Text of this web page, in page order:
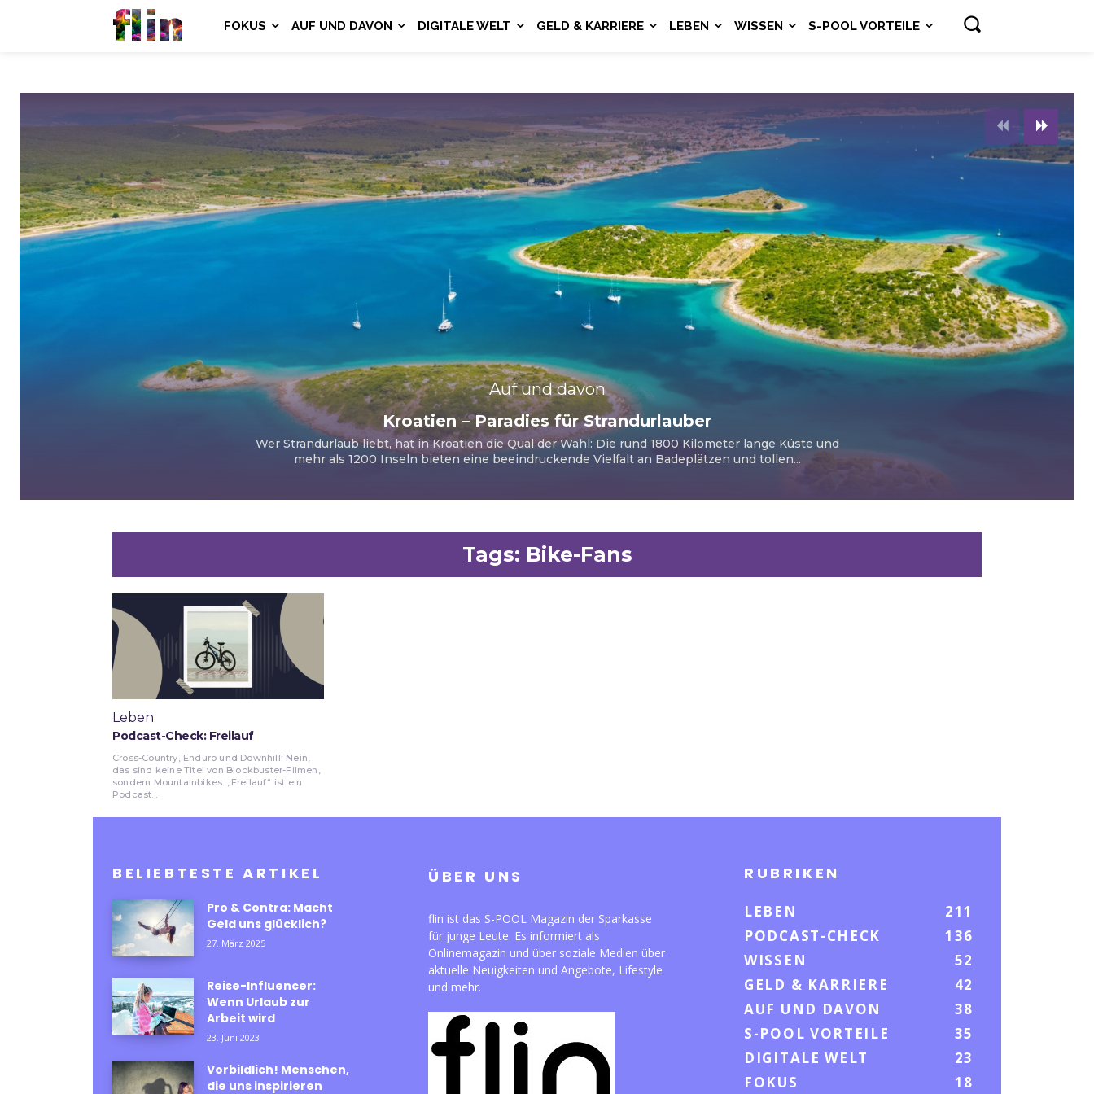
flin FOKUS AUF UND DAVON DIGITALE WELT GELD & KARRIERE LEBEN WISSEN S-POOL VORTEILE
Auf und davon
Kroatien – Paradies für Strandurlauber
Wer Strandurlaub liebt, hat in Kroatien die Qual der Wahl: Die rund 1800 Kilometer lange Küste und
mehr als 1200 Inseln bieten eine beeindruckende Vielfalt an Badeplätzen und tollen...
Tags: Bike-Fans
Leben
Podcast-Check: Freilauf
Cross-Country, Enduro und Downhill! Nein,
das sind keine Titel von Blockbuster-Filmen,
sondern Mountainbikes. „Freilauf“ ist ein
Podcast...
BELIEBTESTE ARTIKEL
Pro & Contra: Macht
Geld uns glücklich?
27. März 2025
Reise-Influencer:
Wenn Urlaub zur
Arbeit wird
23. Juni 2023
Vorbildlich! Menschen,
die uns inspirieren
ÜBER UNS
flin ist das S-POOL Magazin der Sparkasse
für junge Leute. Es informiert als
Onlinemagazin und über soziale Medien über
aktuelle Neuigkeiten und Angebote, Lifestyle
und mehr.
RUBRIKEN
LEBEN
211
PODCAST-CHECK
136
WISSEN
52
GELD & KARRIERE
42
AUF UND DAVON
38
S-POOL VORTEILE
35
DIGITALE WELT
23
FOKUS
18